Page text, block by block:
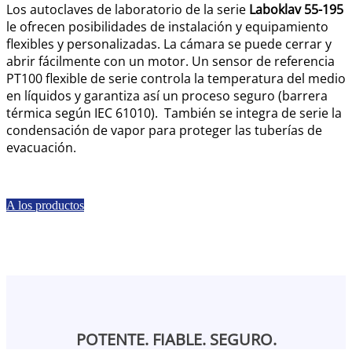
Los autoclaves de laboratorio de la serie Laboklav 55-195
le ofrecen posibilidades de instalación y equipamiento
flexibles y personalizadas. La cámara se puede cerrar y
abrir fácilmente con un motor. Un sensor de referencia
PT100 flexible de serie controla la temperatura del medio
en líquidos y garantiza así un proceso seguro (barrera
térmica según IEC 61010). También se integra de serie la
condensación de vapor para proteger las tuberías de
evacuación.
A los productos
POTENTE. FIABLE. SEGURO.